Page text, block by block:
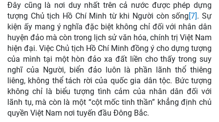
Đây cũng là nơi duy nhất trên cả nước được phép dựng
tượng Chủ tịch Hồ Chí Minh từ khi Người còn sống [7]. Sự
kiện ấy mang ý nghĩa đặc biệt không chỉ đối với nhân dân
huyện đảo mà còn trong lịch sử văn hóa, chính trị Việt Nam
hiện đại. Việc Chủ tịch Hồ Chí Minh đồng ý cho dựng tượng
của mình tại một hòn đảo xa đất liền cho thấy trong suy
nghĩ của Người, biển đảo luôn là phần lãnh thổ thiêng
liêng, không thể tách rời của quốc gia dân tộc. Bức tượng
không chỉ là biểu tượng tình cảm của nhân dân đối với
lãnh tụ, mà còn là một “cột mốc tinh thần” khẳng định chủ
quyền Việt Nam nơi tuyến đầu Đông Bắc.